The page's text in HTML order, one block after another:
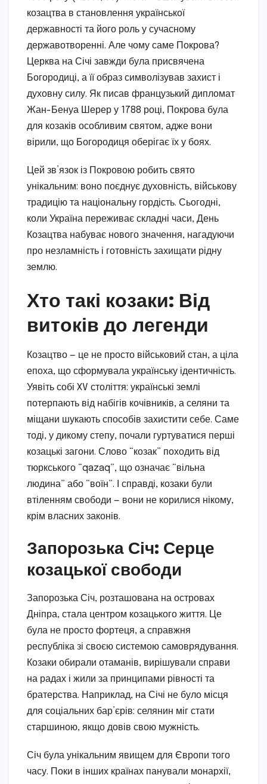
козацтва в становлення української
державності та його роль у сучасному
державотворенні. Але чому саме Покрова?
Церква на Січі завжди була присвячена
Богородиці, а її образ символізував захист і
духовну силу. Як писав французький дипломат
Жан-Бенуа Шерер у 1788 році, Покрова була
для козаків особливим святом, адже вони
вірили, що Богородиця оберігає їх у боях.
Цей зв’язок із Покровою робить свято
унікальним: воно поєднує духовність, військову
традицію та національну гордість. Сьогодні,
коли Україна переживає складні часи, День
Козацтва набуває нового значення, нагадуючи
про незламність і готовність захищати рідну
землю.
Хто такі козаки: Від
витоків до легенди
Козацтво — це не просто військовий стан, а ціла
епоха, що сформувала українську ідентичність.
Уявіть собі XV століття: українські землі
потерпають від набігів кочівників, а селяни та
міщани шукають способів захистити себе. Саме
тоді, у дикому степу, почали гуртуватися перші
козацькі загони. Слово “козак” походить від
тюркського “qazaq”, що означає “вільна
людина” або “воїн”. І справді, козаки були
втіленням свободи — вони не корилися нікому,
крім власних законів.
Запорозька Січ: Серце
козацької свободи
Запорозька Січ, розташована на островах
Дніпра, стала центром козацького життя. Це
була не просто фортеця, а справжня
республіка зі своєю системою самоврядування.
Козаки обирали отаманів, вирішували справи
на радах і жили за принципами рівності та
братерства. Наприклад, на Січі не було місця
для соціальних бар’єрів: селянин міг стати
старшиною, якщо довів свою мужність.
Січ була унікальним явищем для Європи того
часу. Поки в інших країнах панували монархії,